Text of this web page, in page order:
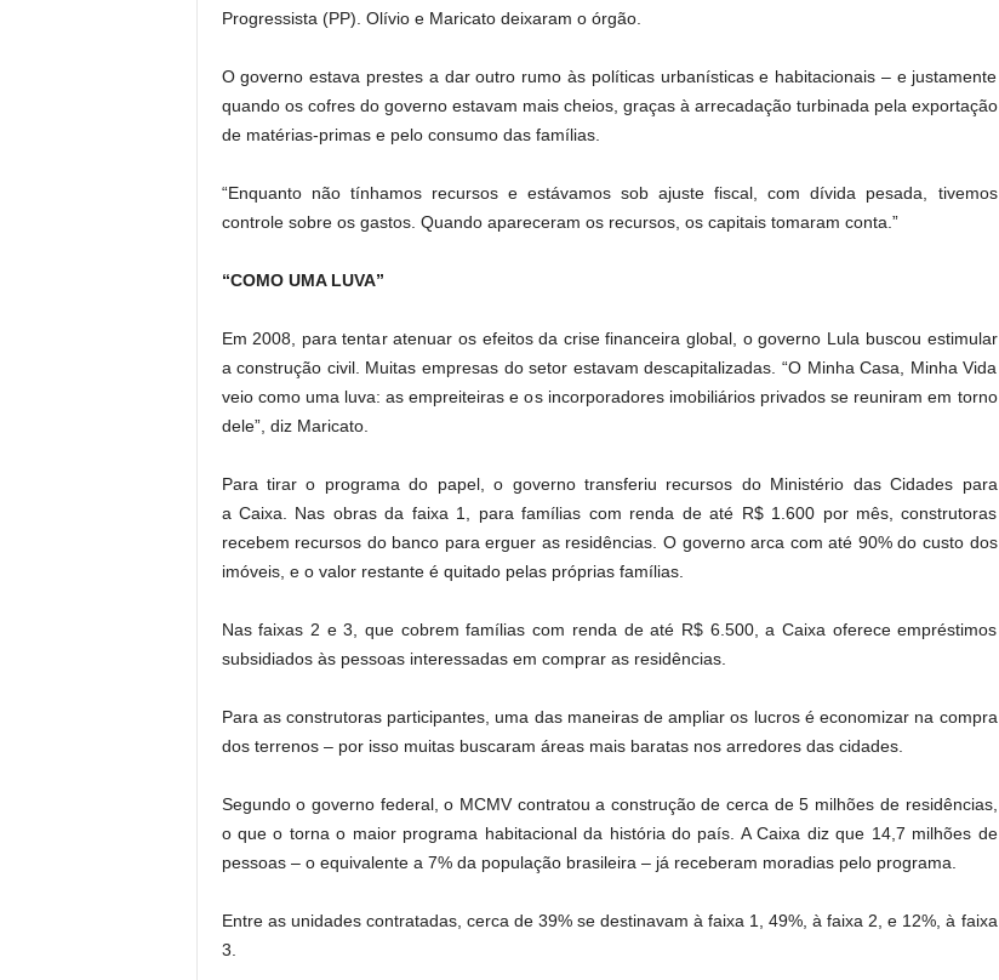
Progressista (PP). Olívio e Maricato deixaram o órgão.
O governo estava prestes a dar outro rumo às políticas urbanísticas e habitacionais – e justamente
quando os cofres do governo estavam mais cheios, graças à arrecadação turbinada pela exportação
de matérias-primas e pelo consumo das famílias.
“Enquanto não tínhamos recursos e estávamos sob ajuste fiscal, com dívida pesada, tivemos
controle sobre os gastos. Quando apareceram os recursos, os capitais tomaram conta.”
“COMO UMA LUVA”
Em 2008, para tentar atenuar os efeitos da crise financeira global, o governo Lula buscou estimular
a construção civil. Muitas empresas do setor estavam descapitalizadas. “O Minha Casa, Minha Vida
veio como uma luva: as empreiteiras e os incorporadores imobiliários privados se reuniram em torno
dele”, diz Maricato.
Para tirar o programa do papel, o governo transferiu recursos do Ministério das Cidades para
a Caixa. Nas obras da faixa 1, para famílias com renda de até R$ 1.600 por mês, construtoras
recebem recursos do banco para erguer as residências. O governo arca com até 90% do custo dos
imóveis, e o valor restante é quitado pelas próprias famílias.
Nas faixas 2 e 3, que cobrem famílias com renda de até R$ 6.500, a Caixa oferece empréstimos
subsidiados às pessoas interessadas em comprar as residências.
Para as construtoras participantes, uma das maneiras de ampliar os lucros é economizar na compra
dos terrenos – por isso muitas buscaram áreas mais baratas nos arredores das cidades.
Segundo o governo federal, o MCMV contratou a construção de cerca de 5 milhões de residências,
o que o torna o maior programa habitacional da história do país. A Caixa diz que 14,7 milhões de
pessoas – o equivalente a 7% da população brasileira – já receberam moradias pelo programa.
Entre as unidades contratadas, cerca de 39% se destinavam à faixa 1, 49%, à faixa 2, e 12%, à faixa
3.